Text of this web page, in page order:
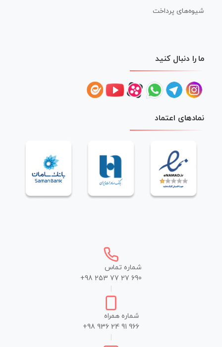
شیوه‌های پرداخت
ما را دنبال کنید
نمادهای اعتماد
شماره تماس
+98 253 77 27 690
شماره همراه
+98 936 24 91 966